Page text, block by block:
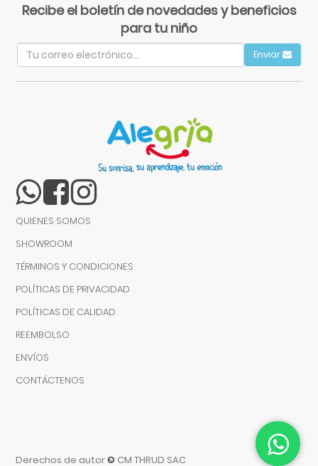
Recibe el boletín de novedades y beneficios
para tu niño
Enviar
QUIENES SOMOS
SHOWROOM
TÉRMINOS Y CONDICIONES
POLÍTICAS DE PRIVACIDAD
POLÍTICAS DE CALIDAD
REEMBOLSO
ENVÍOS
CONTÁCTENOS
Derechos de autor© CM THRUD SAC